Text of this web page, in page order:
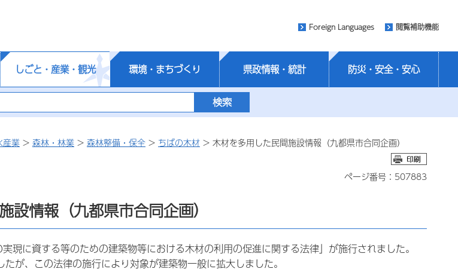
Foreign Languages 閲覧補助機能
しごと・産業・観光 環境・まちづくり 県政情報・統計 防災・安全・安心
産業 > 森林・林業 > 森林整備・保全 > ちばの木材 > 木材を多用した民間施設情報（九都県市合同企画）
ページ番号：507883
設情報（九都県市合同企画）
現に資する等のための建築物等における木材の利用の促進に関する法律」が施行されました。
が、この法律の施行により対象が建築物一般に拡大しました。